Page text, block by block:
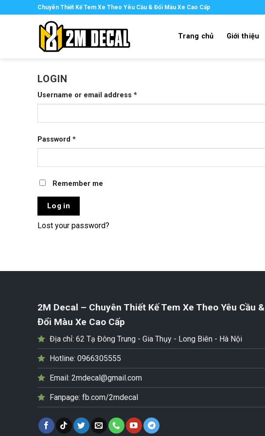
to
Chuyên Thiết Kế Tem Xe Theo Yêu Cầu & Đổi Màu Xe Cao Cấp
Trang chủ Giới thiệu
LOGIN
Username or email address *
Password *
Remember me
Log in
Lost your password?
2M Decal – Chuyên Thiết Kế Tem Xe Theo Yêu Cầu &
Đổi Màu Xe Cao Cấp
Địa chỉ: 62 Tạ Đông Trung - Gia Thụy - Long Biên - Hà Nội
Hotline: 0966305555
Email: 2mdecal@gmail.com
Fanpage: fb.com/2mdecal